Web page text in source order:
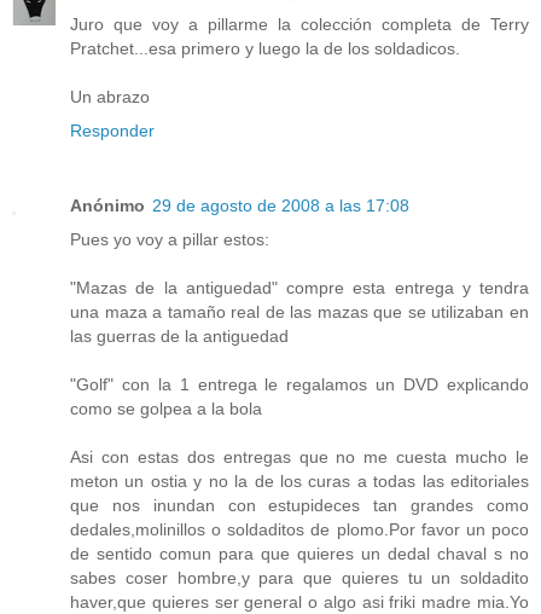
Juro que voy a pillarme la colección completa de Terry
Pratchet...esa primero y luego la de los soldadicos.
Un abrazo
Responder
Anónimo 29 de agosto de 2008 a las 17:08
Pues yo voy a pillar estos:
"Mazas de la antiguedad" compre esta entrega y tendra
una maza a tamaño real de las mazas que se utilizaban en
las guerras de la antiguedad
"Golf" con la 1 entrega le regalamos un DVD explicando
como se golpea a la bola
Asi con estas dos entregas que no me cuesta mucho le
meton un ostia y no la de los curas a todas las editoriales
que nos inundan con estupideces tan grandes como
dedales,molinillos o soldaditos de plomo.Por favor un poco
de sentido comun para que quieres un dedal chaval s no
sabes coser hombre,y para que quieres tu un soldadito
haver,que quieres ser general o algo asi friki madre mia.Yo